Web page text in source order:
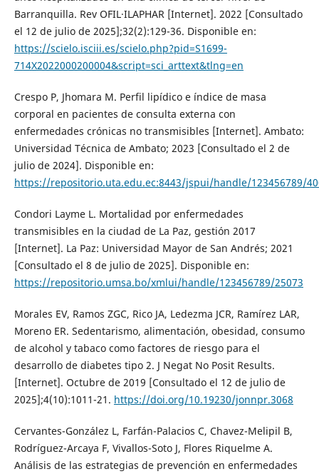
Barranquilla. Rev OFIL·ILAPHAR [Internet]. 2022 [Consultado
el 12 de julio de 2025];32(2):129-36. Disponible en:
https://scielo.isciii.es/scielo.php?pid=S1699-
714X2022000200004&script=sci_arttext&tlng=en
Crespo P, Jhomara M. Perfil lipídico e índice de masa
corporal en pacientes de consulta externa con
enfermedades crónicas no transmisibles [Internet]. Ambato:
Universidad Técnica de Ambato; 2023 [Consultado el 2 de
julio de 2024]. Disponible en:
https://repositorio.uta.edu.ec:8443/jspui/handle/123456789/
Condori Layme L. Mortalidad por enfermedades
transmisibles en la ciudad de La Paz, gestión 2017
[Internet]. La Paz: Universidad Mayor de San Andrés; 2021
[Consultado el 8 de julio de 2025]. Disponible en:
https://repositorio.umsa.bo/xmlui/handle/123456789/25073
Morales EV, Ramos ZGC, Rico JA, Ledezma JCR, Ramírez LAR,
Moreno ER. Sedentarismo, alimentación, obesidad, consumo
de alcohol y tabaco como factores de riesgo para el
desarrollo de diabetes tipo 2. J Negat No Posit Results.
[Internet]. Octubre de 2019 [Consultado el 12 de julio de
2025];4(10):1011-21. https://doi.org/10.19230/jonnpr.3068
Cervantes-González L, Farfán-Palacios C, Chavez-Melipil B,
Rodríguez-Arcaya F, Vivallos-Soto J, Flores Riquelme A.
Análisis de las estrategias de prevención en enfermedades